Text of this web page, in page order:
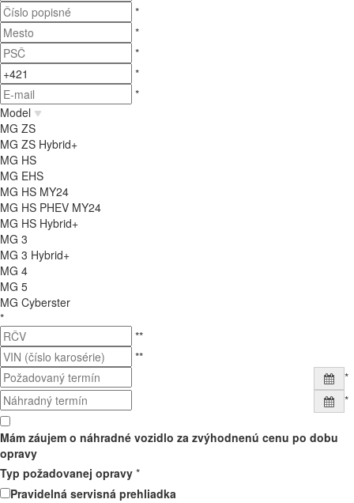
*
*
*
*
*
Model
MG ZS
MG ZS Hybrid+
MG HS
MG EHS
MG HS MY24
MG HS PHEV MY24
MG HS Hybrid+
MG 3
MG 3 Hybrid+
MG 4
MG 5
MG Cyberster
*
**
**
*
*
Mám záujem o náhradné vozidlo za zvýhodnenú cenu po dobu
opravy
Typ požadovanej opravy *
Pravidelná servisná prehliadka